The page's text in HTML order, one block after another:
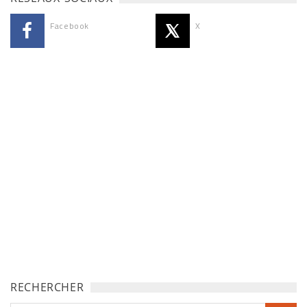
Facebook X
RECHERCHER